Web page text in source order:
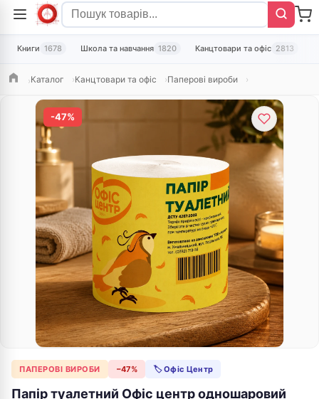
Книги 1678 Школа та навчання 1820 Канцтовари та офіс 2813
ГоловнаКаталог Канцтовари та офіс Паперові вироби
-47%
ПАПЕРОВІ ВИРОБИ −47% 🏷 Офіс Центр
Папір туалетний Офіс центр одношаровий